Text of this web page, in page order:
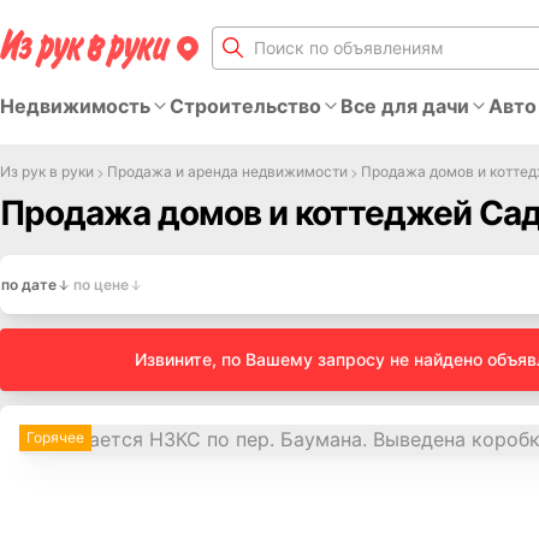
Недвижимость Строительство Все для дачи
Из рук в руки Продажа и аренда недвижимости Продажа домов и
Продажа домов и коттеджей
по дате по цене
Извините, по Вашему запросу не найдено
Горячее